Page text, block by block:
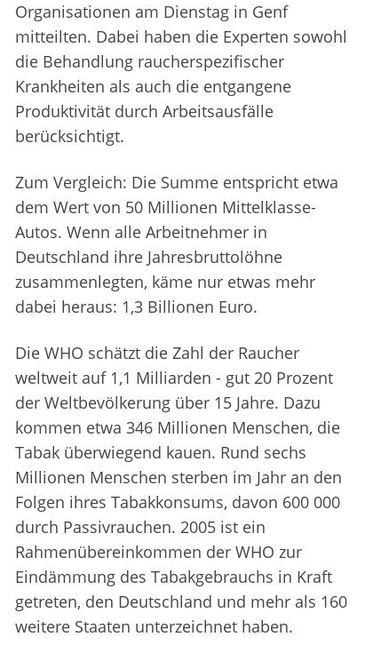
Organisationen am Dienstag in Genf
mitteilten. Dabei haben die Experten sowohl
die Behandlung raucherspezifischer
Krankheiten als auch die entgangene
Produktivität durch Arbeitsausfälle
berücksichtigt.
Zum Vergleich: Die Summe entspricht etwa
dem Wert von 50 Millionen Mittelklasse-
Autos. Wenn alle Arbeitnehmer in
Deutschland ihre Jahresbruttolöhne
zusammenlegten, käme nur etwas mehr
dabei heraus: 1,3 Billionen Euro.
Die WHO schätzt die Zahl der Raucher
weltweit auf 1,1 Milliarden - gut 20 Prozent
der Weltbevölkerung über 15 Jahre. Dazu
kommen etwa 346 Millionen Menschen, die
Tabak überwiegend kauen. Rund sechs
Millionen Menschen sterben im Jahr an den
Folgen ihres Tabakkonsums, davon 600 000
durch Passivrauchen. 2005 ist ein
Rahmenübereinkommen der WHO zur
Eindämmung des Tabakgebrauchs in Kraft
getreten, den Deutschland und mehr als 160
weitere Staaten unterzeichnet haben.